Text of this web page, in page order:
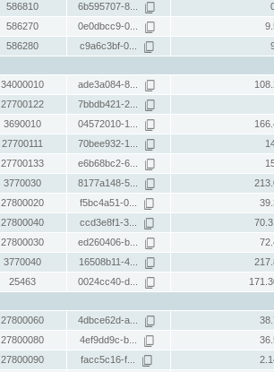
586810 6b595707-8...
586270 0e0dbcc9-0...
586280 c9a6c3bf-0...
34000010 ade3a084-8...
27700122 7bbdb421-2...
3690010 04572010-1...
27700111 70bee932-1...
27700133 e6b68bc2-6...
3770030 8177a148-5...
27800020 f5bc4a51-0...
27800040 ccd3e8f1-3...
27800030 ed260406-b...
3770040 16508b11-4...
25463 0024cc40-d...
27800060 4dbce62d-a...
27800080 4ef9dd9c-b...
27800090 facc5c16-f...